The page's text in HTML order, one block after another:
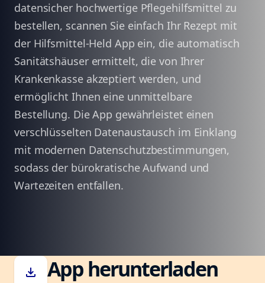
datensicher hochwertige Pflegehilfsmittel zu
bestellen, scannen Sie einfach Ihr Rezept mit
der Hilfsmittel-Held App ein, die automatisch
Sanitätshäuser ermittelt, die von Ihrer
Krankenkasse akzeptiert werden, und
ermöglicht Ihnen eine unmittelbare
Bestellung. Die App gewährleistet einen
verschlüsselten Datenaustausch im Einklang
mit modernen Datenschutzbestimmungen,
sodass der bürokratische Aufwand und
Wartezeiten entfallen.
download App herunterladen